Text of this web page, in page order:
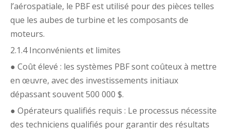
l’aérospatiale, le PBF est utilisé pour des pièces telles
que les aubes de turbine et les composants de
moteurs.
2.1.4 Inconvénients et limites
● Coût élevé : les systèmes PBF sont coûteux à mettre
en œuvre, avec des investissements initiaux
dépassant souvent 500 000 $.
● Opérateurs qualifiés requis : Le processus nécessite
des techniciens qualifiés pour garantir des résultats